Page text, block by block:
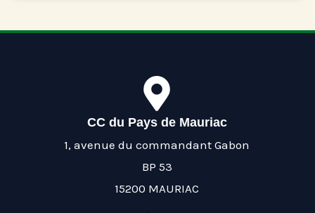
CC du Pays de Mauriac
1, avenue du commandant Gabon
BP 53
15200 MAURIAC